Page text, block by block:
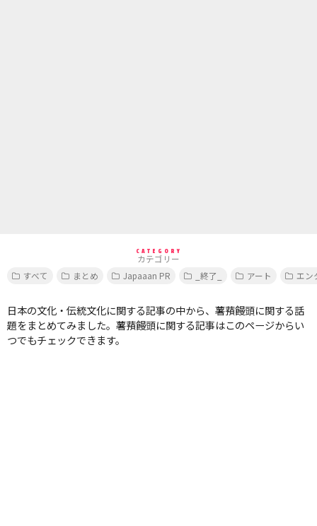
CATEGORY
カテゴリー
すべて
まとめ Japaaan PR _終了_ アート エン
日本の文化・伝統文化に関する記事の中から、薯蕷饅頭に関する話
題をまとめてみました。薯蕷饅頭に関する記事はこのページからい
つでもチェックできます。